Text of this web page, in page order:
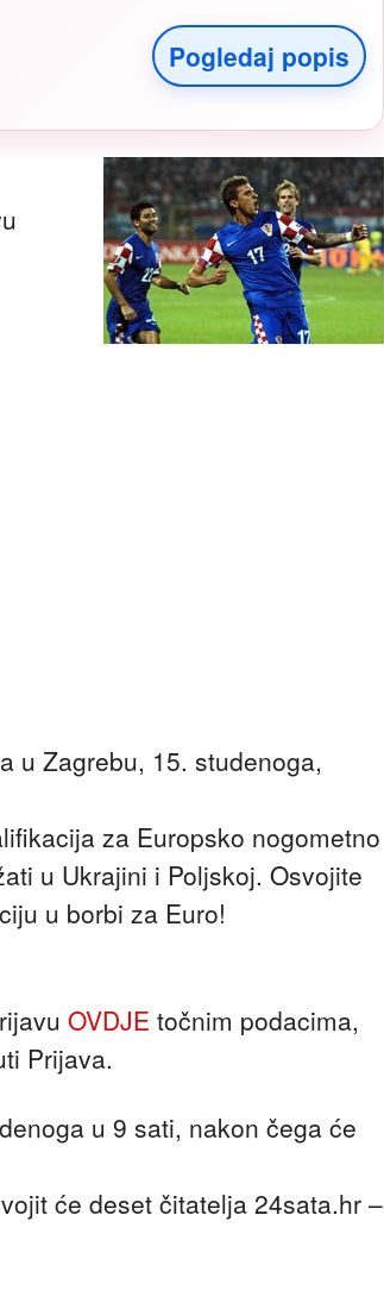
Pogledaj popis
u Zagrebu, 15. studenoga,
za Europsko nogometno
u Ukrajini i Poljskoj. Osvojite
u borbi za Euro!
OVDJE točnim podacima,
Prijava.
u 9 sati, nakon čega će
će deset čitatelja 24sata.hr –